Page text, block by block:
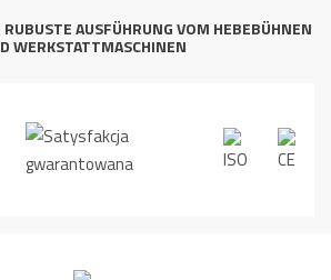
AUSFÜHRUNG VOM HEBEBÜHNEN
WERKSTATTMASCHINEN